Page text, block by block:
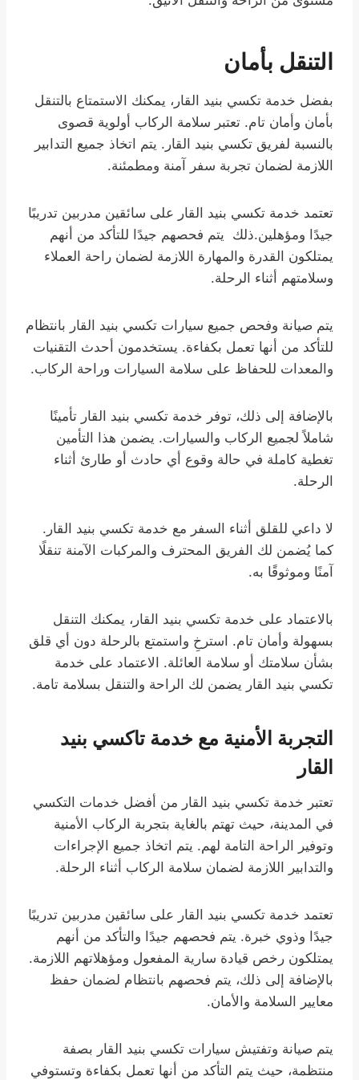
التنقل بأمان
بفضل خدمة تكسي بنيد القار، يمكنك الاستمتاع بالتنقل
بأمان وأمان تام. تعتبر سلامة الركاب أولوية قصوى
بالنسبة لفريق تكسي بنيد القار. يتم اتخاذ جميع التدابير
اللازمة لضمان تجربة سفر آمنة ومطمئنة.
تعتمد خدمة تكسي بنيد القار على سائقين مدربين تدريبًا
جيدًا ومؤهلين.ذلك يتم فحصهم جيدًا للتأكد من أنهم
يمتلكون القدرة والمهارة اللازمة لضمان راحة العملاء
وسلامتهم أثناء الرحلة.
يتم صيانة وفحص جميع سيارات تكسي بنيد القار بانتظام
للتأكد من أنها تعمل بكفاءة. يستخدمون أحدث التقنيات
والمعدات للحفاظ على سلامة السيارات وراحة الركاب.
بالإضافة إلى ذلك، توفر خدمة تكسي بنيد القار تأمينًا
شاملاً لجميع الركاب والسيارات. يضمن هذا التأمين
تغطية كاملة في حالة وقوع أي حادث أو طارئ أثناء
الرحلة.
لا داعي للقلق أثناء السفر مع خدمة تكسي بنيد القار.
كما يُضمن لك الفريق المحترف والمركبات الآمنة تنقلًا
آمنًا وموثوقًا به.
بالاعتماد على خدمة تكسي بنيد القار، يمكنك التنقل
بسهولة وأمان تام. استرخِ واستمتع بالرحلة دون أي قلق
بشأن سلامتك أو سلامة العائلة. الاعتماد على خدمة
تكسي بنيد القار يضمن لك الراحة والتنقل بسلامة تامة.
التجربة الأمنية مع خدمة تاكسي بنيد
القار
تعتبر خدمة تكسي بنيد القار من أفضل خدمات التكسي
في المدينة، حيث تهتم بالغاية بتجربة الركاب الأمنية
وتوفير الراحة التامة لهم. يتم اتخاذ جميع الإجراءات
والتدابير اللازمة لضمان سلامة الركاب أثناء الرحلة.
تعتمد خدمة تكسي بنيد القار على سائقين مدربين تدريبًا
جيدًا وذوي خبرة. يتم فحصهم جيدًا والتأكد من أنهم
يمتلكون رخص قيادة سارية المفعول ومؤهلاتهم اللازمة.
بالإضافة إلى ذلك، يتم فحصهم بانتظام لضمان حفظ
معايير السلامة والأمان.
يتم صيانة وتفتيش سيارات تكسي بنيد القار بصفة
منتظمة، حيث يتم التأكد من أنها تعمل بكفاءة وتستوفي